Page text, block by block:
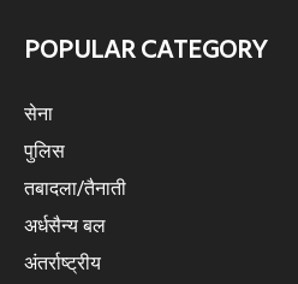
POPULAR CATEGORY
सेना
पुलिस
तबादला/तैनाती
अर्धसैन्य बल
अंतर्राष्ट्रीय